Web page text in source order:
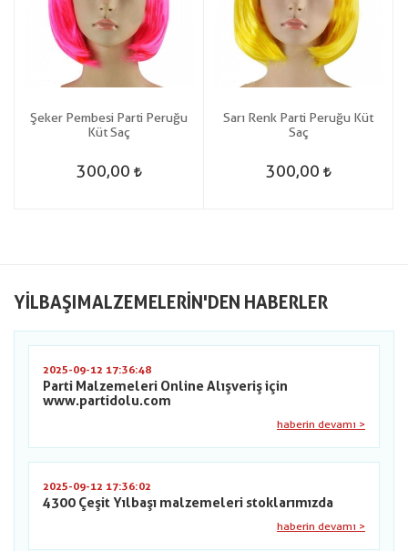
Şeker Pembesi Parti Peruğu
Küt Saç
300,00
Sarı Renk Parti Peruğu Küt
Saç
300,00
YILBAŞIMALZEMELERIN'DEN HABERLER
2025-09-12 17:36:48
Parti Malzemeleri Online Alışveriş için
www.partidolu.com
haberin devamı >
2025-09-12 17:36:02
4300 Çeşit Yılbaşı malzemeleri stoklarımızda
haberin devamı >